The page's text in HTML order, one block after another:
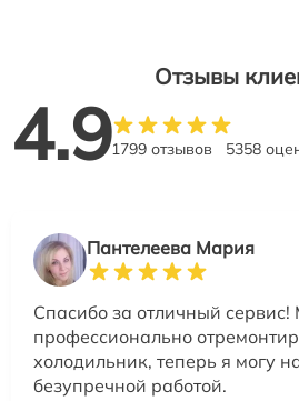
Отзывы
4.91799 отзывов 5358
Пантелеева Мария
Спасибо за отличный сервис!
профессионально
холодильник, теперь я могу
безупречной работой.